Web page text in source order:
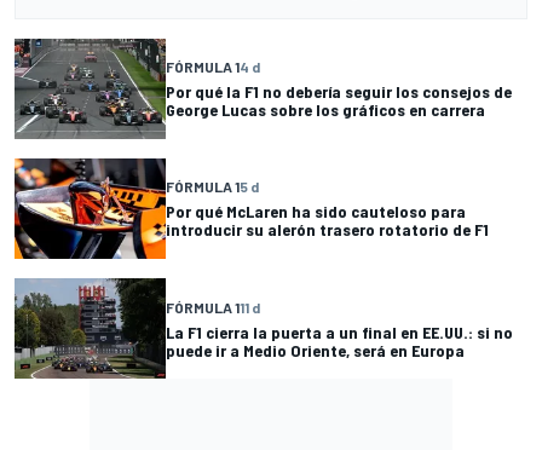
FÓRMULA 14 d
Por qué la F1 no debería seguir los consejos de
George Lucas sobre los gráficos en carrera
FÓRMULA 15 d
Por qué McLaren ha sido cauteloso para
introducir su alerón trasero rotatorio de F1
FÓRMULA 111 d
La F1 cierra la puerta a un final en EE.UU.: si no
puede ir a Medio Oriente, será en Europa